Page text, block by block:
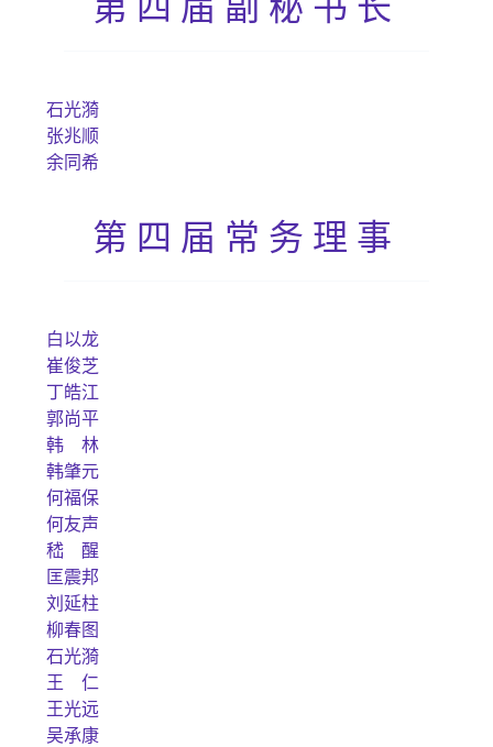
石光漪
张兆顺
余同希
第四届常务理事
白以龙
崔俊芝
丁皓江
郭尚平
韩 林
韩肇元
何福保
何友声
嵇 醒
匡震邦
刘延柱
柳春图
石光漪
王 仁
王光远
吴承康